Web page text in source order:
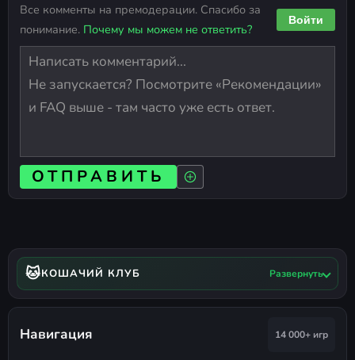
Все комменты на премодерации. Спасибо за
понимание. Почему мы можем не ответить?
Войти
ОТПРАВИТЬ
🐱КОШАЧИЙ КЛУБ Развернуть
Навигация 14 000+ игр